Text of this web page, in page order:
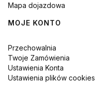
Mapa dojazdowa
MOJE KONTO
Przechowalnia
Twoje Zamówienia
Ustawienia Konta
Ustawienia plików cookies